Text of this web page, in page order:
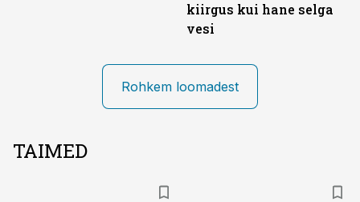
kiirgus kui hane selga
vesi
Rohkem loomadest
TAIMED